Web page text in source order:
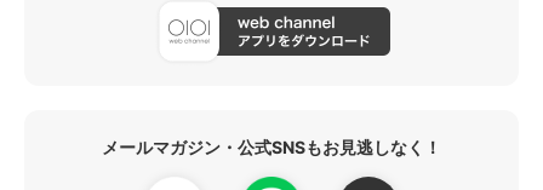
メールマガジン・公式SNSもお見逃しなく！